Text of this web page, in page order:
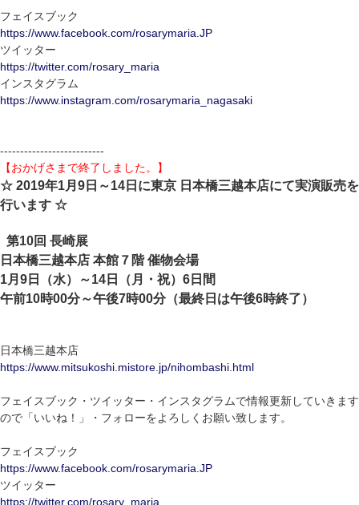
フェイスブック
https://www.facebook.com/rosarymaria.JP
ツイッター
https://twitter.com/rosary_maria
インスタグラム
https://www.instagram.com/rosarymaria_nagasaki
--------------------------
【おかげさまで終了しました。】
☆ 2019年1月9日～14日に東京 日本橋三越本店にて実演販売を
行います ☆
第10回 長崎展
日本橋三越本店 本館７階 催物会場
1月9日（水）～14日（月・祝）6日間
午前10時00分～午後7時00分（最終日は午後6時終了）
日本橋三越本店
https://www.mitsukoshi.mistore.jp/nihombashi.html
フェイスブック・ツイッター・インスタグラムで情報更新していきます
ので「いいね！」・フォローをよろしくお願い致します。
フェイスブック
https://www.facebook.com/rosarymaria.JP
ツイッター
https://twitter.com/rosary_maria